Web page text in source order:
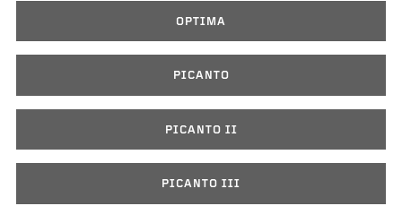
OPTIMA
PICANTO
PICANTO II
PICANTO III